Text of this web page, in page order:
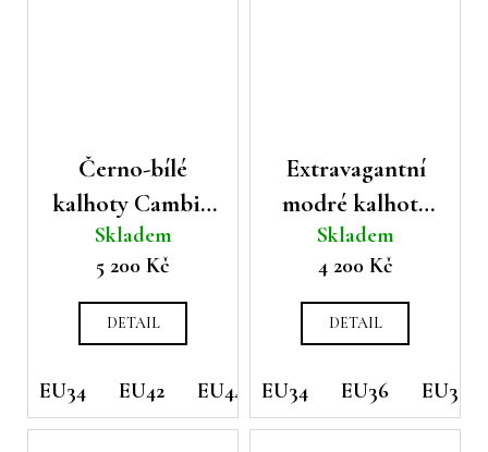
Černo-bílé
kalhoty Cambio
Francis s gumou
v pase a
potiskem
Skladem
5 200 Kč
DETAIL
EU34 EU42 EU44
Extravagantní
modré kalhoty
Cambio Ranee s
geometrickým
vzorem
Skladem
4 200 Kč
DETAIL
EU34 EU36 EU38